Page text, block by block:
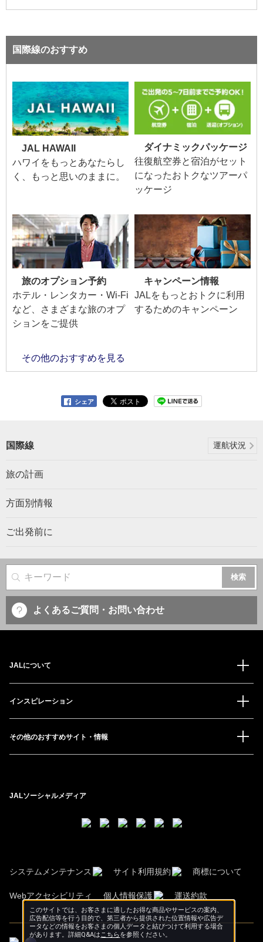
国際線のおすすめ
JAL HAWAII
ハワイをもっとあなたらし
く、もっと思いのままに。
ダイナミックパッケージ
往復航空券と宿泊がセット
になったおトクなツアーパ
ッケージ
旅のオプション予約
ホテル・レンタカー・Wi-Fi
など、さまざまな旅のオプ
ションをご提供
キャンペーン情報
JALをもっとおトクに利用
するためのキャンペーン
その他のおすすめを見る
シェア
国際線 運航状況
旅の計画
方面別情報
ご出発前に
サイト内検索
よくあるご質問・お問い合わせ
JALについて
インスピレーション
その他のおすすめサイト・情報
JALソーシャルメディア
システムメンテナンス サイト利用規約 商標について
Webアクセシビリティ 個人情報保護 運送約款
このサイトでは、お客さまに適したお得な商品やサービスの案内、
広告配信等を行う目的で、第三者から提供された位置情報や広告デ
ータなどの情報をお客さまの個人データと結びつけて利用する場合
があります。詳細Q&Aはこちらを参照ください。